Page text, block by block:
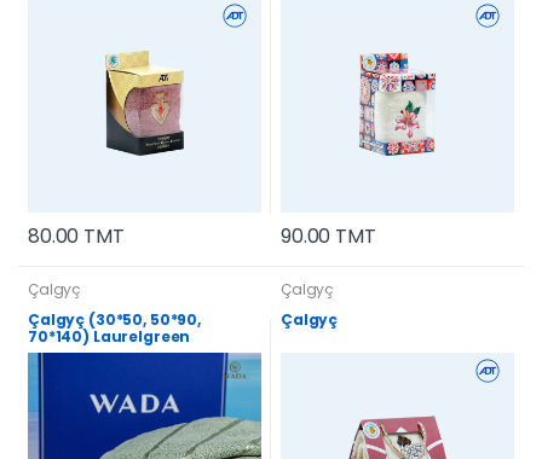
80.00 TMT 90.00 TMT
Çalgyç
Çalgyç (30*50, 50*90,
70*140) Laurelgreen
Çalgyç
Çalgyç